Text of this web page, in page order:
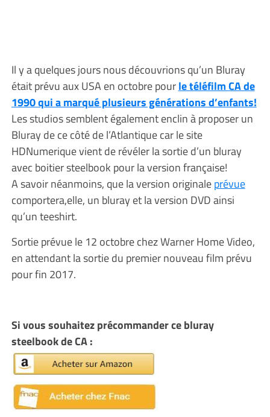
Il y a quelques jours nous découvrions qu’un Bluray
était prévu aux USA en octobre pourle téléfilm CA de
1990 qui a marqué plusieurs générations d’enfants!
Les studios semblent également enclin à proposer un
Bluray de ce côté de l’Atlantique car le site
HDNumerique vient de révéler la sortie d’un bluray
avec boitier steelbook pour la version française!
A savoir néanmoins, que la version originaleprévue
comportera,elle, un bluray et la version DVD ainsi
qu’un teeshirt.
Sortie prévue le 12 octobre chez Warner Home Video,
en attendant la sortie du premier nouveau film prévu
pour fin 2017.
Si vous souhaitez précommander ce bluray
steelbook de CA :